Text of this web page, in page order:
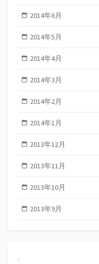
2014年6月
2014年5月
2014年4月
2014年3月
2014年2月
2014年1月
2013年12月
2013年11月
2013年10月
2013年9月
.